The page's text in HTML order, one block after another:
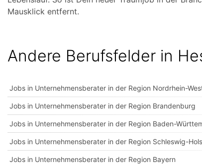
Mausklick entfernt.
Andere Berufsfelder in
Jobs in Unternehmensberater in der Region Nordrhein-
Jobs in Unternehmensberater in der Region Brandenburg
Jobs in Unternehmensberater in der Region Baden-
Jobs in Unternehmensberater in der Region Schleswig-
Jobs in Unternehmensberater in der Region Bayern